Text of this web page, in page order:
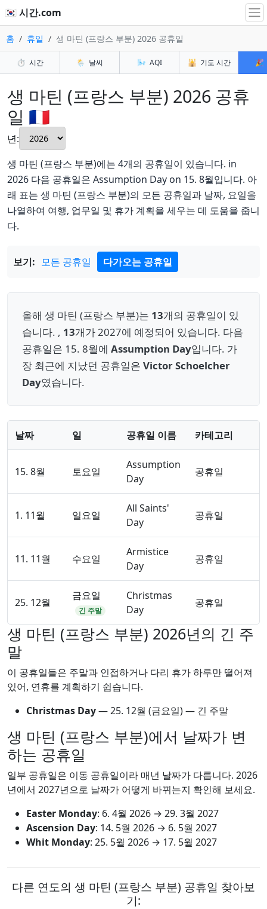
🇰🇷 시간.com
홈 휴일 생 마틴 (프랑스 부분) 2026 공휴일
⏱️ 시간 🌦️ 날씨 🌬️ AQI 🕌 기도 시간 🎉
생 마틴 (프랑스 부분) 2026 공휴
일 🇲🇫
년:
생 마틴 (프랑스 부분)에는 4개의 공휴일이 있습니다. in
2026 다음 공휴일은 Assumption Day on 15. 8월입니다. 아
래 표는 생 마틴 (프랑스 부분)의 모든 공휴일과 날짜, 요일을
나열하여 여행, 업무일 및 휴가 계획을 세우는 데 도움을 줍니
다.
보기: 모든 공휴일 다가오는 공휴일
올해 생 마틴 (프랑스 부분)는 13개의 공휴일이 있
습니다. , 13개가 2027에 예정되어 있습니다. 다음
공휴일은 15. 8월에 Assumption Day입니다. 가
장 최근에 지났던 공휴일은 Victor Schoelcher
Day였습니다.
날짜 일 공휴일 이름 카테고리
15. 8월 토요일
Assumption
Day
공휴일
1. 11월 일요일
All Saints'
Day
공휴일
11. 11월 수요일
Armistice
Day
공휴일
25. 12월
금요일
긴 주말
Christmas
Day
공휴일
생 마틴 (프랑스 부분) 2026년의 긴 주
말
이 공휴일들은 주말과 인접하거나 다리 휴가 하루만 떨어져
있어, 연휴를 계획하기 쉽습니다.
Christmas Day—25. 12월 (금요일) — 긴 주말
생 마틴 (프랑스 부분)에서 날짜가 변
하는 공휴일
일부 공휴일은 이동 공휴일이라 매년 날짜가 다릅니다. 2026
년에서 2027년으로 날짜가 어떻게 바뀌는지 확인해 보세요.
Easter Monday: 6. 4월 2026 → 29. 3월 2027
Ascension Day: 14. 5월 2026 → 6. 5월 2027
Whit Monday: 25. 5월 2026 → 17. 5월 2027
다른 연도의 생 마틴 (프랑스 부분) 공휴일 찾아보
기: